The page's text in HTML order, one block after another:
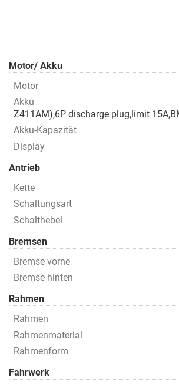
Motor/ Akku
Motor
Akku
Z411AM),6P discharge plug,limit
Akku-Kapazität
Display
Antrieb
Kette
Schaltungsart
Schalthebel
Bremsen
Bremse vorne
Bremse hinten
Rahmen
Rahmen
Rahmenmaterial
Rahmenform
Fahrwerk